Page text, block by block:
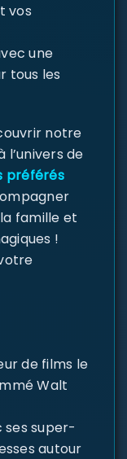
vos
une
tous les
notre
de
préférés
famille et
!
de films le
Walt
super-
autour